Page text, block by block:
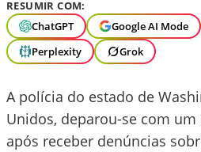
RESUMIR COM:
ChatGPT
Google AI Mode
Perplexity
Grok
A polícia do estado de
Unidos, deparou-se com
após receber denúncias